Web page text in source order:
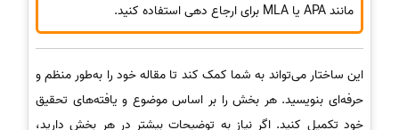
مانند APA یا MLA برای ارجاع دهی استفاده کنید.
این ساختار می‌تواند به شما کمک کند تا مقاله خود را به‌طور منظم و
حرفه‌ای بنویسید. هر بخش را بر اساس موضوع و یافته‌های تحقیق
خود تکمیل کنید. اگر نیاز به توضیحات بیشتر در هر بخش دارید،